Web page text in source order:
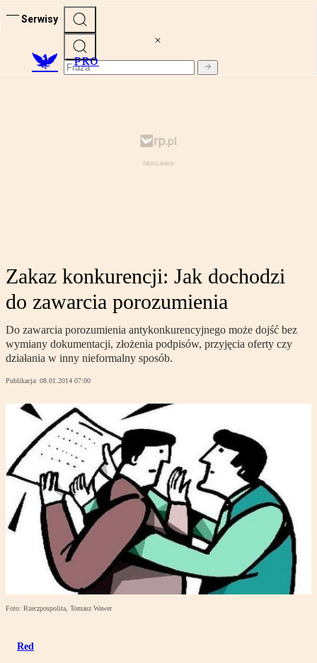
Serwisy
PRO
Zakaz konkurencji: Jak dochodzi
do zawarcia porozumienia
Do zawarcia porozumienia antykonkurencyjnego może dojść bez
wymiany dokumentacji, złożenia podpisów, przyjęcia oferty czy
działania w inny nieformalny sposób.
Publikacja: 08.01.2014 07:00
Foto: Rzeczpospolita, Tomasz Wawer
Red